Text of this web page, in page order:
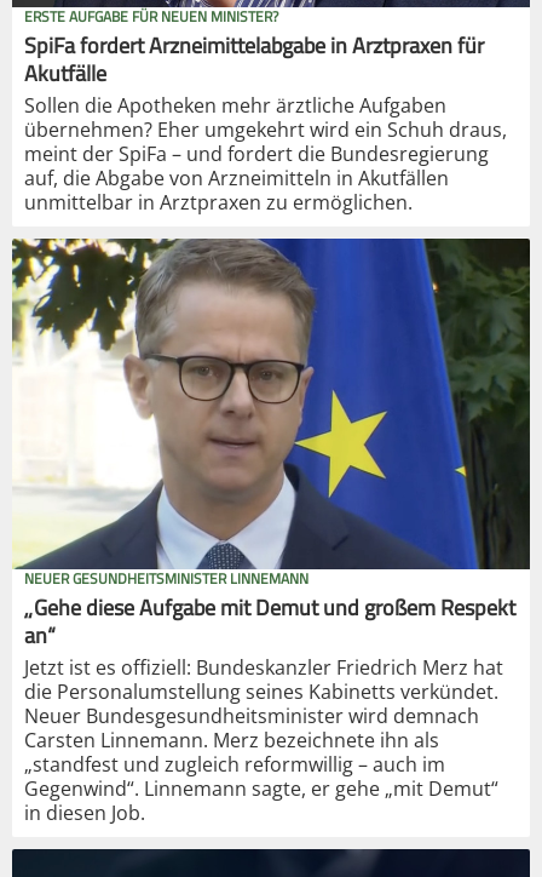
ERSTE AUFGABE FÜR NEUEN MINISTER?
SpiFa fordert Arzneimittelabgabe in Arztpraxen für
Akutfälle
Sollen die Apotheken mehr ärztliche Aufgaben
übernehmen? Eher umgekehrt wird ein Schuh draus,
meint der SpiFa – und fordert die Bundesregierung
auf, die Abgabe von Arzneimitteln in Akutfällen
unmittelbar in Arztpraxen zu ermöglichen.
NEUER GESUNDHEITSMINISTER LINNEMANN
„Gehe diese Aufgabe mit Demut und großem Respekt
an“
Jetzt ist es offiziell: Bundeskanzler Friedrich Merz hat
die Personalumstellung seines Kabinetts verkündet.
Neuer Bundesgesundheitsminister wird demnach
Carsten Linnemann. Merz bezeichnete ihn als
„standfest und zugleich reformwillig – auch im
Gegenwind“. Linnemann sagte, er gehe „mit Demut“
in diesen Job.